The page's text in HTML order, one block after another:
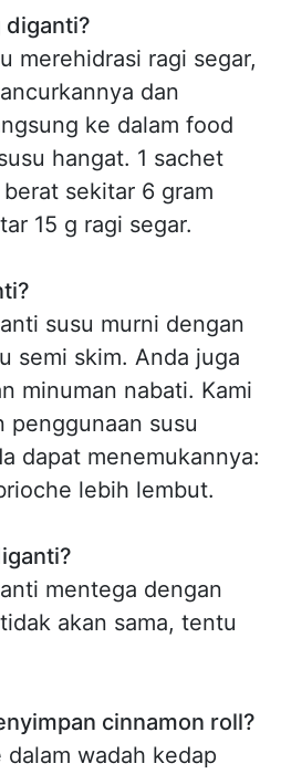
diganti?
merehidrasi ragi segar,
dan
ke dalam food
hangat. 1 sachet
sekitar 6 gram
15 g ragi segar.
susu murni dengan
semi skim. Anda juga
minuman nabati. Kami
penggunaan susu
dapat menemukannya:
lebih lembut.
mentega dengan
akan sama, tentu
cinnamon roll?
wadah kedap